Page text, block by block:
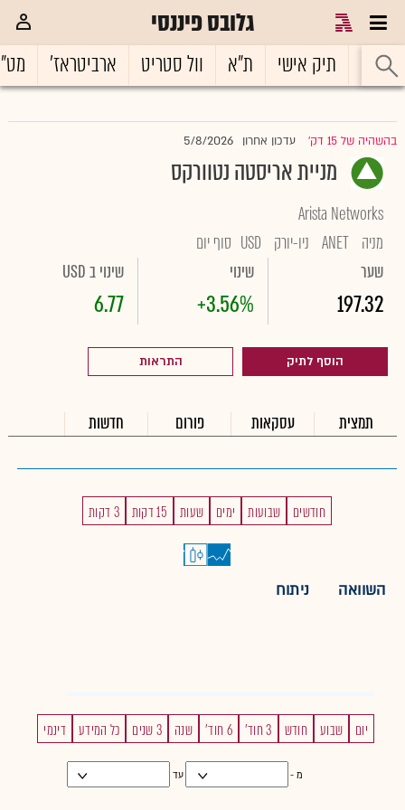
גלובס פיננסי
ראשי תיק אישי ת"א וול סטריט ארביטראז'
בהשהיה של 15 דק' עדכון אחרון 5/8/2026
מניית אריסטה נטוורקס
Arista Networks
מניה ANET ניו-יורק USD סוף יום
שער
197.32
שינוי
+3.56%
שינוי ב USD
6.77
הוסף לתיק התראות
תמצית עסקאות פורום חדשות
חודשים שבועות ימים שעות 15 דקות 3 דקות
השוואה ניתוח
יום שבוע חודש 3 חוד' 6 חוד' שנה 3 שנים כל המידע דינמי
מ - עד